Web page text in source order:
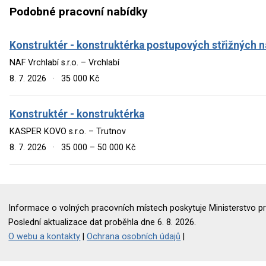
Podobné pracovní nabídky
Konstruktér - konstruktérka postupových střižných
NAF Vrchlabí s.r.o. – Vrchlabí
8. 7. 2026
· 35 000 Kč
Konstruktér - konstruktérka
KASPER KOVO s.r.o. – Trutnov
8. 7. 2026
· 35 000 – 50 000 Kč
Informace o volných pracovních místech poskytuje Ministerstvo
Poslední aktualizace dat proběhla dne 6. 8. 2026.
O webu a kontakty |Ochrana osobních údajů